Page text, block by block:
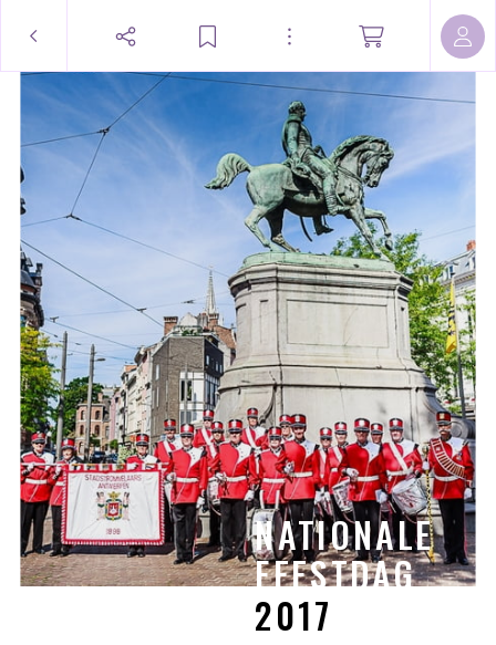
NATIONALE
FEESTDAG
2017
NATIONALE
FEESTDAG
2017